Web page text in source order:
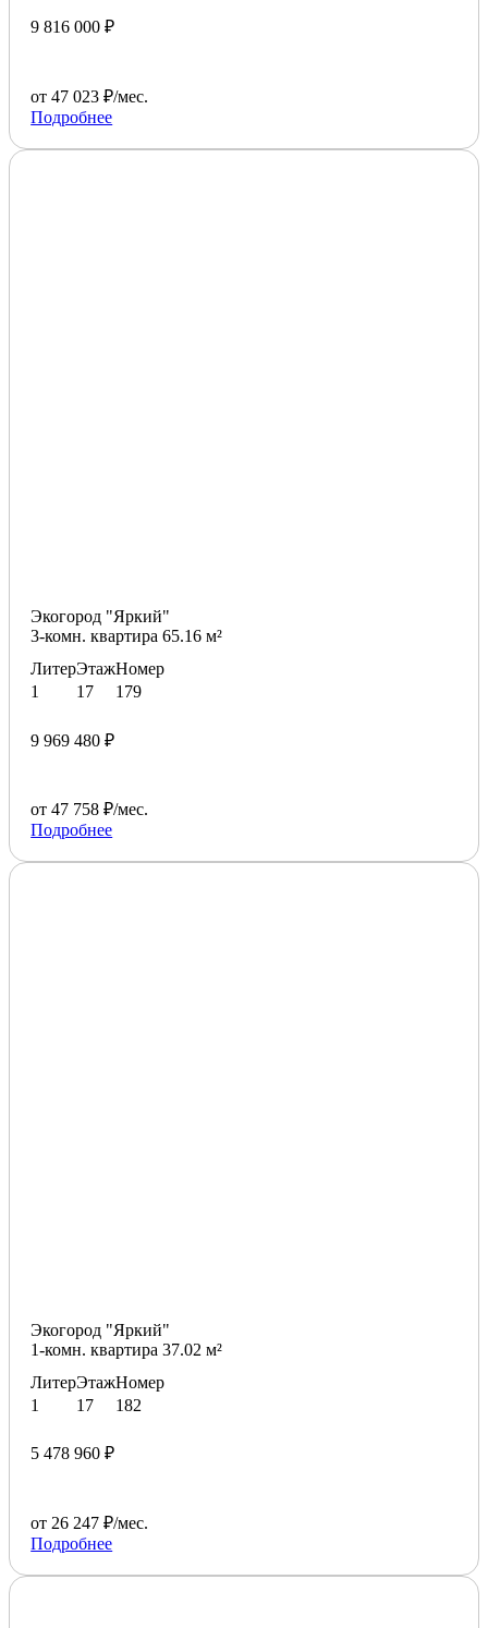
9 816 000 ₽
от 47 023 ₽/мес.
Подробнее
Экогород "Яркий"
3-комн. квартира 65.16 м²
Литер
1
Этаж
17
Номер
179
9 969 480 ₽
от 47 758 ₽/мес.
Подробнее
Экогород "Яркий"
1-комн. квартира 37.02 м²
Литер
1
Этаж
17
Номер
182
5 478 960 ₽
от 26 247 ₽/мес.
Подробнее